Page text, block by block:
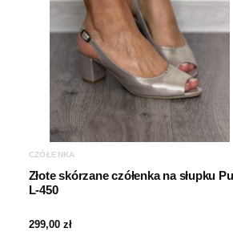
CZÓŁENKA
Złote skórzane czółenka na słupku
L-450
299,00 zł